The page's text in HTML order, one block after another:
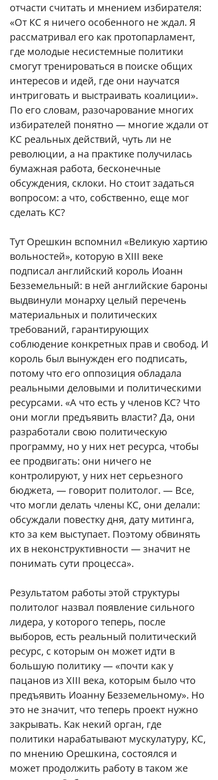
отчасти считать и мнением избирателя:
«От КС я ничего особенного не ждал. Я
рассматривал его как протопарламент,
где молодые несистемные политики
смогут тренироваться в поиске общих
интересов и идей, где они научатся
интриговать и выстраивать коалиции».
По его словам, разочарование многих
избирателей понятно — многие ждали от
КС реальных действий, чуть ли не
революции, а на практике получилась
бумажная работа, бесконечные
обсуждения, склоки. Но стоит задаться
вопросом: а что, собственно, еще мог
сделать КС?
Тут Орешкин вспомнил «Великую хартию
вольностей», которую в XIII веке
подписал английский король Иоанн
Безземельный: в ней английские бароны
выдвинули монарху целый перечень
материальных и политических
требований, гарантирующих
соблюдение конкретных прав и свобод. И
король был вынужден его подписать,
потому что его оппозиция обладала
реальными деловыми и политическими
ресурсами. «А что есть у членов КС? Что
они могли предъявить власти? Да, они
разработали свою политическую
программу, но у них нет ресурса, чтобы
ее продвигать: они ничего не
контролируют, у них нет серьезного
бюджета, — говорит политолог. — Все,
что могли делать члены КС, они делали:
обсуждали повестку дня, дату митинга,
кто за кем выступает. Поэтому обвинять
их в неконструктивности — значит не
понимать сути процесса».
Результатом работы этой структуры
политолог назвал появление сильного
лидера, у которого теперь, после
выборов, есть реальный политический
ресурс, с которым он может идти в
большую политику — «почти как у
пацанов из XIII века, которым было что
предъявить Иоанну Безземельному». Но
это не значит, что теперь проект нужно
закрывать. Как некий орган, где
политики нарабатывают мускулатуру, КС,
по мнению Орешкина, состоялся и
может продолжить работу в таком же